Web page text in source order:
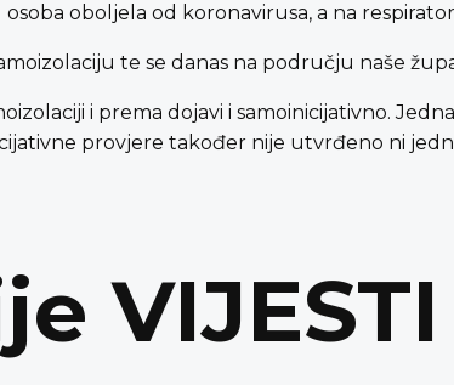
osoba oboljela od koronavirusa, a na
te se danas na području naše
i prema dojavi i samoinicijativno.
provjere također nije utvrđeno ni
VIJESTI